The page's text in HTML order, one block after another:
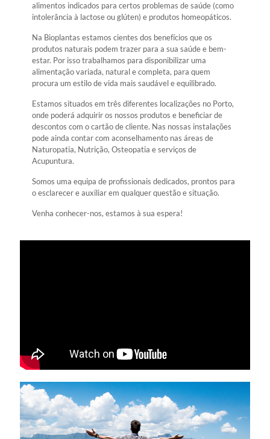
alimentos indicados para certos problemas de saúde (como
intolerância à lactose ou glúten) e produtos homeopáticos.
Na Bioplantas estamos cientes dos benefícios que os
produtos naturais podem trazer para a sua saúde e bem-
estar. Por isso trabalhamos para disponibilizar uma
alimentação variada, natural e completa, para quem
procura um estilo de vida mais saudável e equilibrado.
Estamos situados em três diferentes localizações no Porto,
onde poderá adquirir os nossos produtos e beneficiar de
descontos com o cartão de cliente. Nas nossas instalações
pode ainda contar com aconselhamento nas áreas de
Naturopatia, Nutrição, Osteopatia e serviços de
Acupuntura.
Somos uma equipa de profissionais dedicados, prontos para
o esclarecer e auxiliar em qualquer questão e situação.
Venha conhecer-nos, estamos à sua espera!